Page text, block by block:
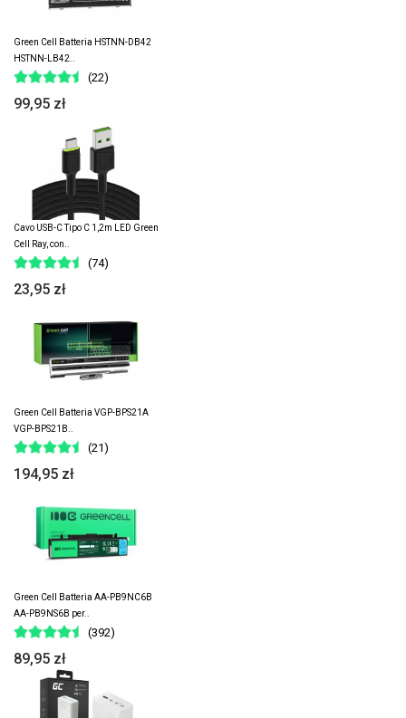
Green Cell Batteria HSTNN-DB42
HSTNN-LB42..
(22)
99,95 zł
Cavo USB-C Tipo C 1,2m LED Green
Cell Ray, con..
(74)
23,95 zł
Green Cell Batteria VGP-BPS21A
VGP-BPS21B..
(21)
194,95 zł
Green Cell Batteria AA-PB9NC6B
AA-PB9NS6B per..
(392)
89,95 zł